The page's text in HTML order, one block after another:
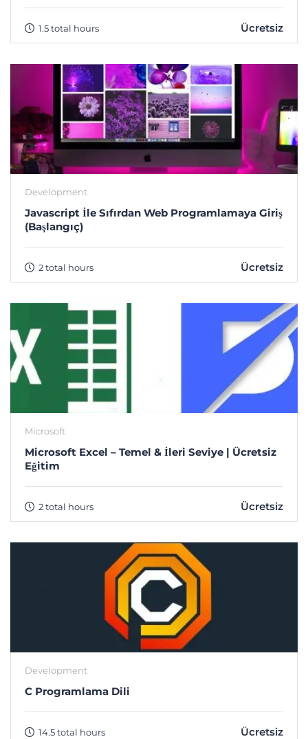
1.5 total hours Ücretsiz
Development
Javascript İle Sıfırdan Web Programlamaya Giriş
(Başlangıç)
2 total hours Ücretsiz
Microsoft
Microsoft Excel – Temel & İleri Seviye | Ücretsiz
Eğitim
2 total hours Ücretsiz
Development
C Programlama Dili
14.5 total hours Ücretsiz